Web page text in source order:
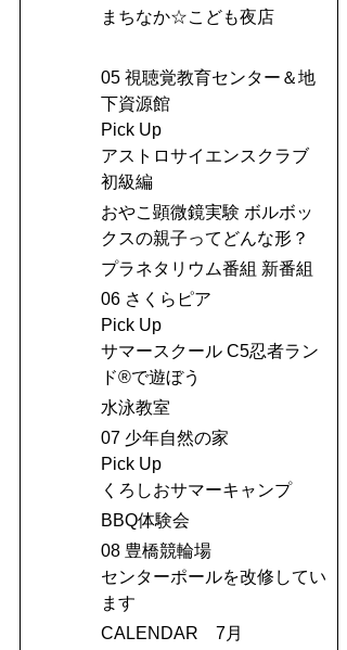
まちなか☆こども夜店
05 視聴覚教育センター＆地
下資源館
Pick Up
アストロサイエンスクラブ
初級編
おやこ顕微鏡実験 ボルボッ
クスの親子ってどんな形？
プラネタリウム番組 新番組
06 さくらピア
Pick Up
サマースクール C5忍者ラン
ド®で遊ぼう
水泳教室
07 少年自然の家
Pick Up
くろしおサマーキャンプ
BBQ体験会
08 豊橋競輪場
センターポールを改修してい
ます
CALENDAR 7月